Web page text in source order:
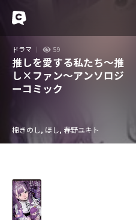
ドラマ 59
推しを愛する私たち～推
し×ファン～アンソロジ
ーコミック
棉きのし, ほし, 春野ユキト